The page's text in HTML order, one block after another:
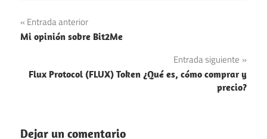
Navegación
de
entradas
Entrada anterior
Mi opinión sobre Bit2Me
Entrada siguiente
Flux Protocol (FLUX) Token ¿Qué es, cómo comprar y
precio?
Dejar un comentario